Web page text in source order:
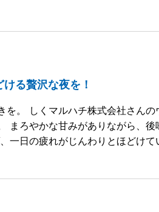
る贅沢な夜を！
。 しくマルハチ株式会社さん
まろやかな甘みがありながら、
一日の疲れがじんわりとほどけ